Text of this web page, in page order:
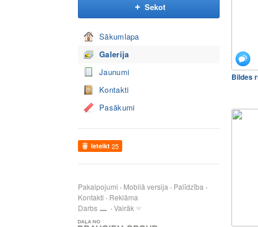
Sekot
Sākumlapa
Galerija
Jaunumi
Kontakti
Pasākumi
Ieteikt 25
Pakalpojumi Mobilā versija
Palīdzība
Kontakti
Reklāma
Darbs
Vairāk
Bildes